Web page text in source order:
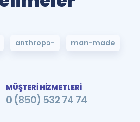
anthropo- man-made
MÜŞTERİ HİZMETLERİ
0 (850) 532 74 74